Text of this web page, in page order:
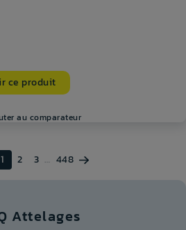
au comparateur
ce produit
1 2 3 … 448
Attelages